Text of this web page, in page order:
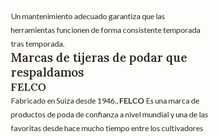
Un mantenimiento adecuado garantiza que las
herramientas funcionen de forma consistente temporada
tras temporada.
Marcas de tijeras de podar que
respaldamos
FELCO
Fabricado en Suiza desde 1946., FELCO Es una marca de
productos de poda de confianza a nivel mundial y una de las
favoritas desde hace mucho tiempo entre los cultivadores